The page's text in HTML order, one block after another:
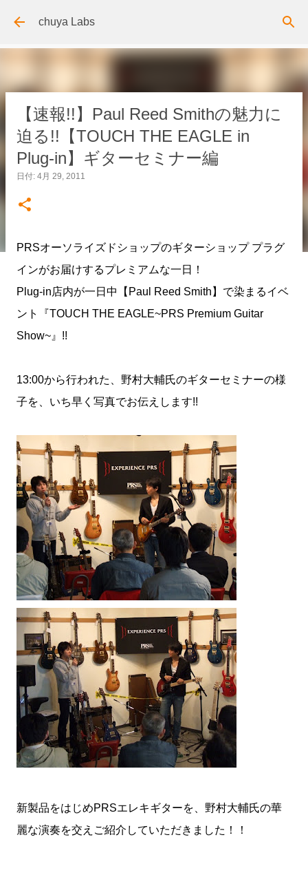
スキップしてメイン コンテンツに移動
chuya Labs
【速報!!】Paul Reed Smithの魅力に
迫る!!【TOUCH THE EAGLE in
Plug-in】ギターセミナー編
日付: 4月 29, 2011
PRSオーソライズドショップのギターショップ プラグ
インがお届けするプレミアムな一日！
Plug-in店内が一日中【Paul Reed Smith】で染まるイベ
ント『TOUCH THE EAGLE~PRS Premium Guitar
Show~』!!
13:00から行われた、野村大輔氏のギターセミナーの様
子を、いち早く写真でお伝えします!!
新製品をはじめPRSエレキギターを、野村大輔氏の華
麗な演奏を交えご紹介していただきました！！